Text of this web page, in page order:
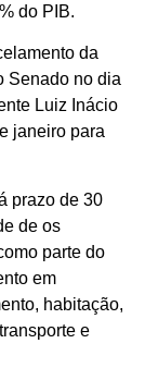
do PIB.
da
Senado no dia
Luiz Inácio
janeiro para
prazo de 30
de os
parte do
em
habitação,
e